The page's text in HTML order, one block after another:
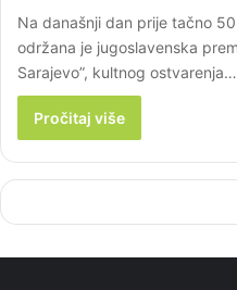
Na današnji dan prije tačno
održana je jugoslavenska
Sarajevo”, kultnog ostvarenja…
Pročitaj više